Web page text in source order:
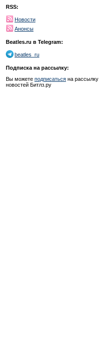
RSS:
Новости
Анонсы
Beatles.ru в Telegram:
beatles_ru
Подписка на рассылку:
Вы можете подписаться на рассылку
новостей Битлз.ру